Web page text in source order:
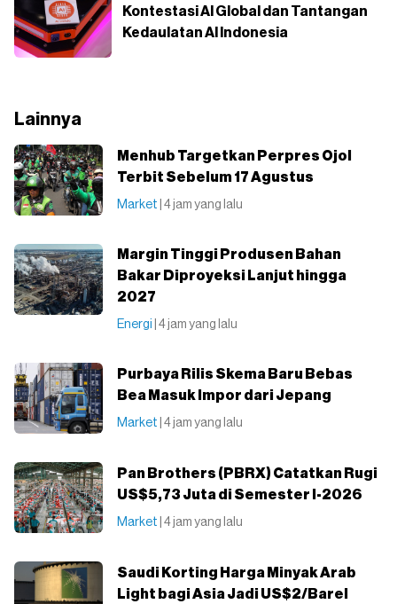
Kontestasi AI Global dan Tantangan
Kedaulatan AI Indonesia
Lainnya
Menhub Targetkan Perpres Ojol
Terbit Sebelum 17 Agustus
Market | 4 jam yang lalu
Margin Tinggi Produsen Bahan
Bakar Diproyeksi Lanjut hingga
2027
Energi | 4 jam yang lalu
Purbaya Rilis Skema Baru Bebas
Bea Masuk Impor dari Jepang
Market | 4 jam yang lalu
Pan Brothers (PBRX) Catatkan Rugi
US$5,73 Juta di Semester I-2026
Market | 4 jam yang lalu
Saudi Korting Harga Minyak Arab
Light bagi Asia Jadi US$2/Barel